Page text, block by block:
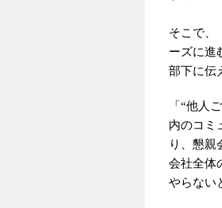
そこで、
ーズに進
部下に伝
「“他人
内のコミ
り、懇親
会社全体
やらない